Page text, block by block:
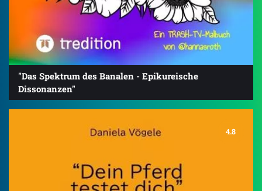
"Das Spektrum des Banalen - Epikureische
Dissonanzen"
4.8